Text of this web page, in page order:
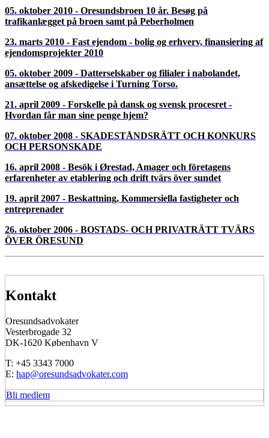
05. oktober 2010 - Oresundsbroen 10 år. Besøg på
trafikanlægget på broen samt på Peberholmen
23. marts 2010 - Fast ejendom - bolig og erhverv, finansiering af
ejendomsprojekter 2010
05. oktober 2009 - Datterselskaber og filialer i nabolandet,
ansættelse og afskedigelse i Turning Torso.
21. april 2009 - Forskelle på dansk og svensk procesret -
Hvordan får man sine penge hjem?
07. oktober 2008 - SKADESTÅNDSRÄTT OCH KONKURS
OCH PERSONSKADE
16. april 2008 - Besök i Ørestad, Amager och företagens
erfarenheter av etablering och drift tvärs över sundet
19. april 2007 - Beskattning, Kommersiella fastigheter och
entreprenader
26. oktober 2006 - BOSTADS- OCH PRIVATRÄTT TVÄRS
ÖVER ÖRESUND
Kontakt
Oresundsadvokater
Vesterbrogade 32
DK-1620 København V
T: +45 3343 7000
E: hap@oresundsadvokater.com
Bli medlem